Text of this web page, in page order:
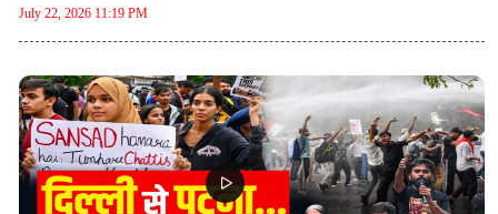
July 22, 2026 11:19 PM